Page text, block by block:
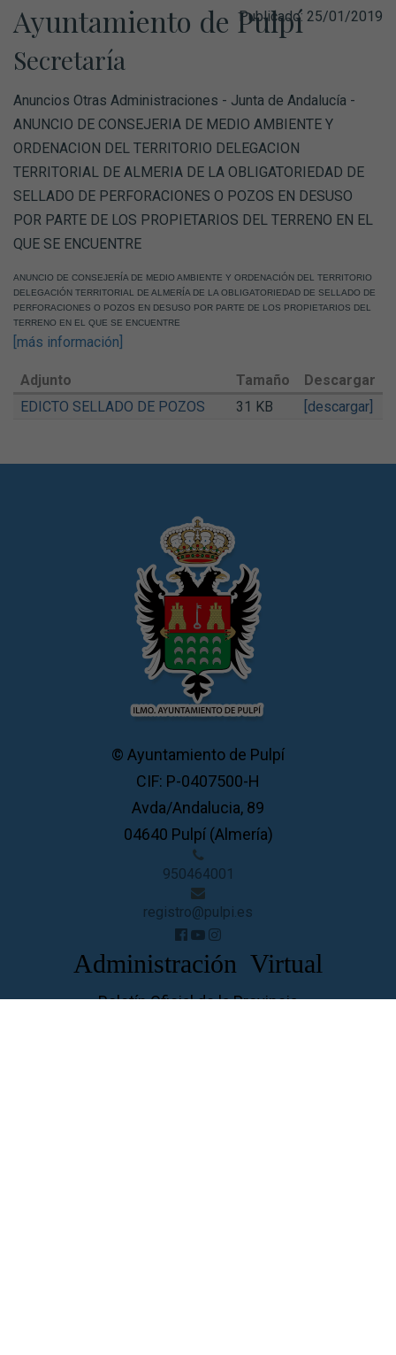
Ayuntamiento de Pulpí
Secretaría
Anuncios Otras Administraciones - Junta de Andalucía -
ANUNCIO DE CONSEJERIA DE MEDIO AMBIENTE Y
ORDENACION DEL TERRITORIO DELEGACION
TERRITORIAL DE ALMERIA DE LA OBLIGATORIEDAD DE
SELLADO DE PERFORACIONES O POZOS EN DESUSO
POR PARTE DE LOS PROPIETARIOS DEL TERRENO EN EL
QUE SE ENCUENTRE
Publicado: 25/01/2019
ANUNCIO DE CONSEJERÍA DE MEDIO AMBIENTE Y ORDENACIÓN DEL TERRITORIO
DELEGACIÓN TERRITORIAL DE ALMERÍA DE LA OBLIGATORIEDAD DE SELLADO DE
PERFORACIONES O POZOS EN DESUSO POR PARTE DE LOS PROPIETARIOS DEL
TERRENO EN EL QUE SE ENCUENTRE
[más información]
Adjunto Tamaño
Descargar
EDICTO SELLADO DE POZOS
31 KB [descargar]
© Ayuntamiento de Pulpí
CIF: P-0407500-H
Avda/Andalucia, 89
04640 Pulpí (Almería)
950464001
registro@pulpi.es
Administración Virtual
Boletín Oficial de la Provincia